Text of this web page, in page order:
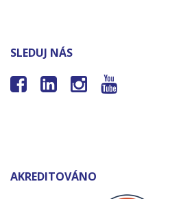
SLEDUJ NÁS
   
AKREDITOVÁNO